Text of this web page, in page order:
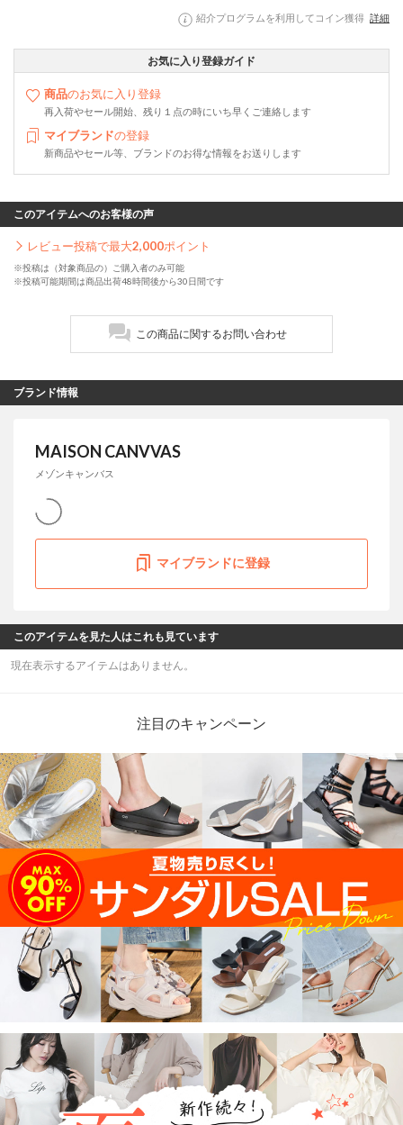
紹介プログラムを利用してコイン獲得 詳細
お気に入り登録ガイド
商品のお気に入り登録
再入荷やセール開始、残り１点の時にいち早くご連絡します
マイブランドの登録
新商品やセール等、ブランドのお得な情報をお送りします
このアイテムへのお客様の声
レビュー投稿で最大2,000ポイント
※投稿は（対象商品の）ご購入者のみ可能
※投稿可能期間は商品出荷48時間後から30日間です
この商品に関するお問い合わせ
ブランド情報
MAISON CANVVAS
メゾンキャンバス
マイブランドに登録
このアイテムを見た人はこれも見ています
現在表示するアイテムはありません。
注目のキャンペーン